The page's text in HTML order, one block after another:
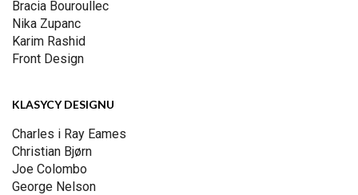
Bracia Bouroullec
Nika Zupanc
Karim Rashid
Front Design
KLASYCY DESIGNU
Charles i Ray Eames
Christian Bjørn
Joe Colombo
George Nelson